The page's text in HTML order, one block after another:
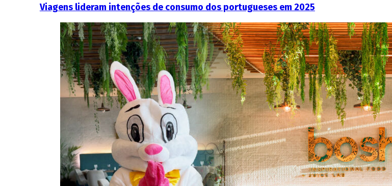
Viagens lideram intenções de consumo dos portugueses em 2025